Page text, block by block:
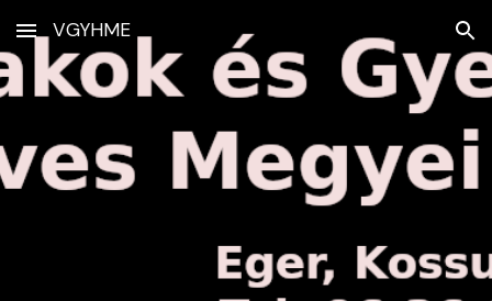
Skip to main content Skip to navigation
VGYHME